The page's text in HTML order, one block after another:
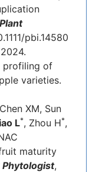
Plant
pbi.14580
profiling of
varieties.
XM, Sun
L*, Zhou H*,
maturity
Phytologist,